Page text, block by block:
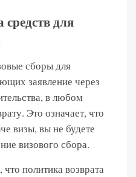
для
сборы для
заявление через
в любом
Это означает, что
визы, вы не будете
визового сбора.
политика возврата